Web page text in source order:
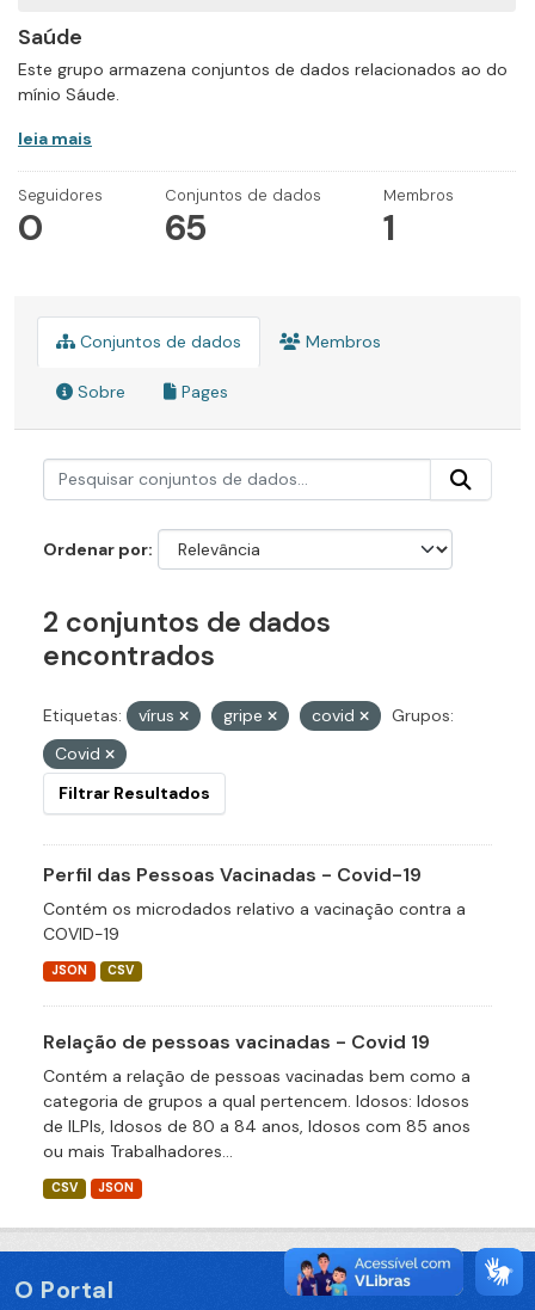
Saúde
Este grupo armazena conjuntos de dados relacionados ao do
mínio Sáude.
leia mais
Seguidores
0
Conjuntos de dados
65
Membros
1
Conjuntos de dados Membros
Sobre Pages
Ordenar por
2 conjuntos de dados
encontrados
Etiquetas: vírus gripe covid
Grupos:
Covid
Filtrar Resultados
Perfil das Pessoas Vacinadas - Covid-19
Contém os microdados relativo a vacinação contra a
COVID-19
JSON CSV
Relação de pessoas vacinadas - Covid 19
Contém a relação de pessoas vacinadas bem como a
categoria de grupos a qual pertencem. Idosos: Idosos
de ILPIs, Idosos de 80 a 84 anos, Idosos com 85 anos
ou mais Trabalhadores...
CSV JSON
O Portal